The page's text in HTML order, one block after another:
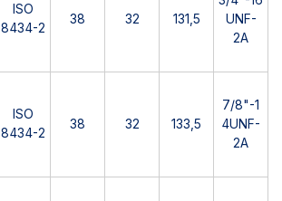
ISO
8434-2
38 32 131,5
UNF-
2A
ISO
8434-2
38 32 133,5
7/8"-1
4UNF-
2A